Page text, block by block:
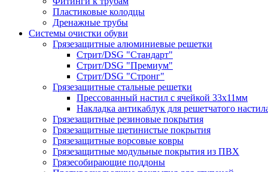
Пластиковые колодцы
Дренажные трубы
Системы очистки обуви
Грязезащитные алюминиевые решетки
Стрит/DSG "Стандарт"
Стрит/DSG "Премиум"
Стрит/DSG "Стронг"
Грязезащитные стальные решетки
Прессованный настил с ячейкой 33х11мм
Накладка антикаблук для решетчатого
Грязезащитные резиновые покрытия
Грязезащитные щетинистые покрытия
Грязезащитные ворсовые ковры
Грязезащитные модульные покрытия из ПВХ
Грязесобирающие поддоны